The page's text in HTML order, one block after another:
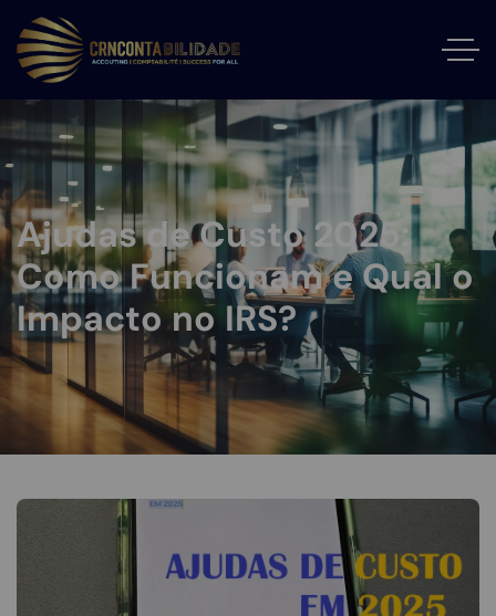
Ajudas de Custo 2025:
Como Funcionam e Qual o
Impacto no IRS?